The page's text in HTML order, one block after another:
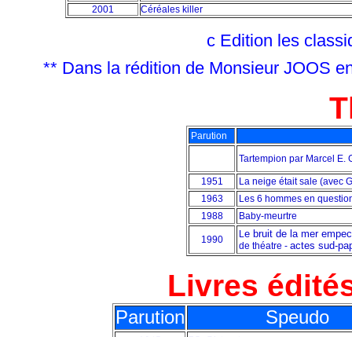
2001
Céréales killer
c Edition les
** Dans la rédition de Monsieur JOOS
Parution
Tartempion par Marcel E.
1951
La neige était sale (avec
1963
Les 6 hommes en
1988
Baby-meurtre
1990 Le bruit de la mer
de théatre - actes sud-
Livres
Parution Speudo